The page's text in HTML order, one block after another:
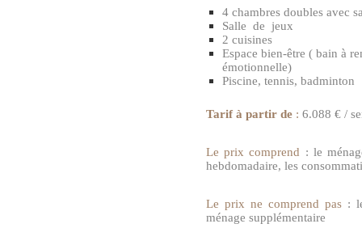
4 chambres doubles avec
Salle de jeux
2 cuisines
Espace bien-être ( bain à
émotionnelle)
Piscine, tennis, badminton
Tarif à partir de : 6.088 € /
Le prix comprend : le
hebdomadaire, les
Le prix ne comprend pas :
ménage supplémentaire